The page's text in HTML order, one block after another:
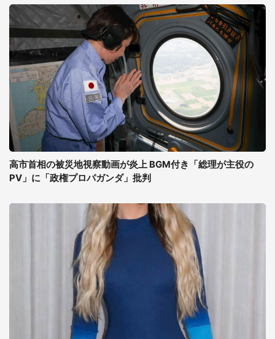
高市首相の被災地視察動画が炎上 BGM付き「総理が主役の
PV」に「政権プロパガンダ」批判